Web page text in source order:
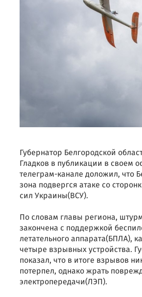
Губернатор Белгородской
Гладков в публикации в своем
телеграм-канале доложил, что
зона подвергся атаке со
сил Украины(ВСУ).
По словам главы региона,
закончена с поддержкой
летательного аппарата(БПЛА),
четыре взрывных устройства.
показал, что в итоге взрывов
потерпел, однако жрать
электропередачи(ЛЭП).